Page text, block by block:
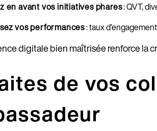
en avant vos initiatives phares: QVT,
vos performances: taux
digitale bien maîtrisée renforce la
de vos